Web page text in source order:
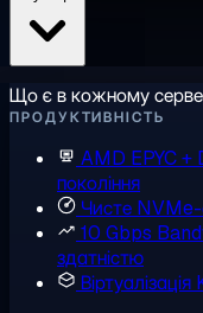
Що є в кожному
ПРОДУКТИВНІСТЬ
AMD EPYC +
покоління
Чисте
10 Gbps
здатністю
Віртуалізація